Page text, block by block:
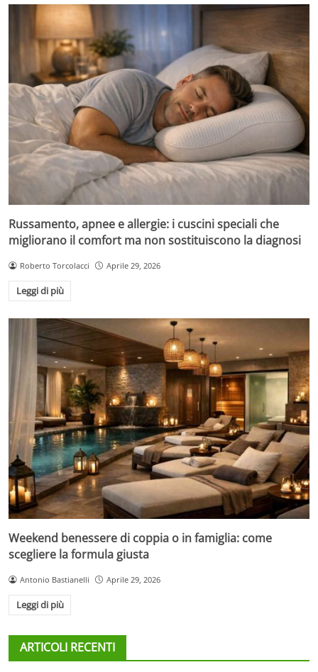
Russamento, apnee e allergie: i cuscini speciali che
migliorano il comfort ma non sostituiscono la diagnosi
Roberto Torcolacci Aprile 29, 2026
Leggi di più
Weekend benessere di coppia o in famiglia: come
scegliere la formula giusta
Antonio Bastianelli Aprile 29, 2026
Leggi di più
ARTICOLI RECENTI